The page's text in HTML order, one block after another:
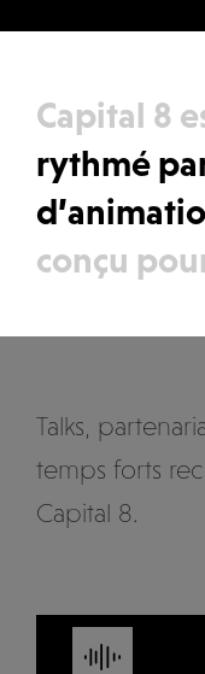
Capital 8
rythmé
conçu
Talks,
temps forts
Capital 8.